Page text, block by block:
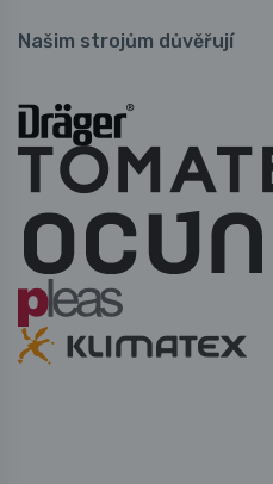
Našim strojům důvěřují